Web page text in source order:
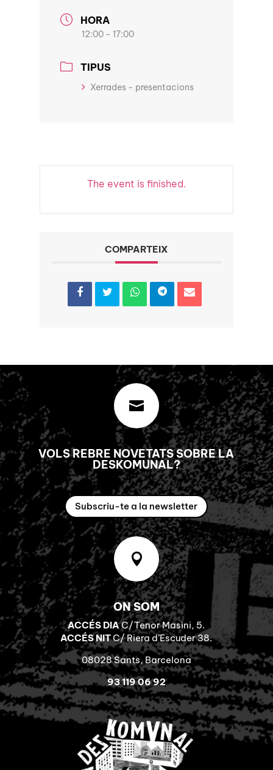
HORA
12:00 - 17:00
TIPUS
Xerrades - presentacions
The event is finished.
COMPARTEIX

VOLS REBRE NOVETATS SOBRE LA
DESKOMUNAL?
Subscriu-te a la newsletter

ON SOM
ACCÉS DIAC/Tenor Masini, 5.
ACCÉS NITC/ Riera d’Escuder 38.
08028 Sants, Barcelona
93 119 06 92